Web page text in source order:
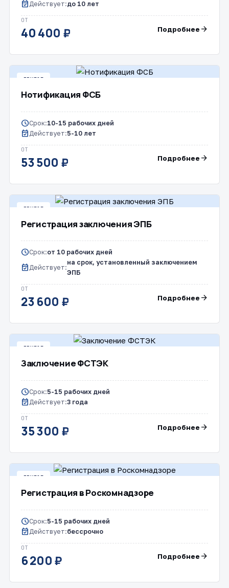
event_availableДействует:до 10 лет
ОТ
40 400 ₽ Подробнее arrow_forward
ДРУГОЕ
Нотификация ФСБ
scheduleСрок:10-15 рабочих дней
event_available Действует:5-10 лет
ОТ
53 500 ₽ Подробнее arrow_forward
ДРУГОЕ
Регистрация заключения ЭПБ
scheduleСрок:от 10 рабочих дней
event_availableДействует:
на срок, установленный заключением
ЭПБ
ОТ
23 600 ₽ Подробнее arrow_forward
ДРУГОЕ
Заключение ФСТЭК
scheduleСрок:5-15 рабочих дней
event_availableДействует:3 года
ОТ
35 300 ₽ Подробнее arrow_forward
ДРУГОЕ
Регистрация в Роскомнадзоре
scheduleСрок:5-15 рабочих дней
event_available Действует:бессрочно
ОТ
6 200 ₽ Подробнее arrow_forward